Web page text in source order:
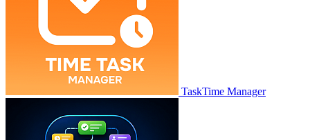
TaskTime Manager